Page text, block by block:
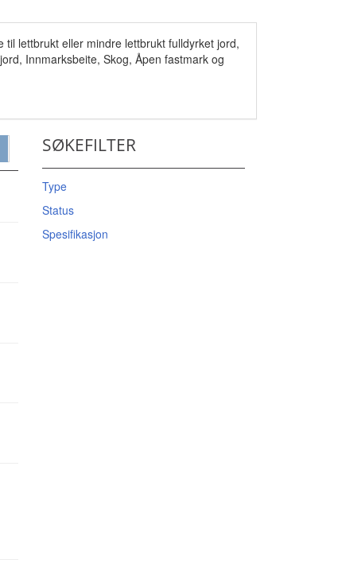
lettbrukt eller mindre lettbrukt fulldyrket jord,
Innmarksbeite, Skog, Åpen fastmark og
SØKEFILTER
Type
Status
Spesifikasjon